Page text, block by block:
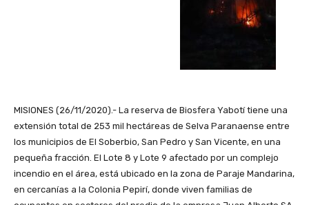
MISIONES (26/11/2020).- La reserva de Biosfera Yabotí tiene una
extensión total de 253 mil hectáreas de Selva Paranaense entre
los municipios de El Soberbio, San Pedro y San Vicente, en una
pequeña fracción. El Lote 8 y Lote 9 afectado por un complejo
incendio en el área, está ubicado en la zona de Paraje Mandarina,
en cercanías a la Colonia Pepirí, donde viven familias de